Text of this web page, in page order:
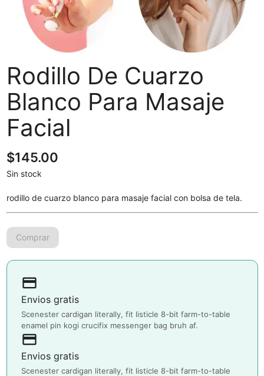
Rodillo De Cuarzo
Blanco Para Masaje
Facial
$145.00
Sin stock
rodillo de cuarzo blanco para masaje facial con bolsa de tela.
payment
Envios gratis
Scenester cardigan literally, fit listicle 8-bit farm-to-table
enamel pin kogi crucifix messenger bag bruh af.
payment
Envios gratis
Scenester cardigan literally, fit listicle 8-bit farm-to-table